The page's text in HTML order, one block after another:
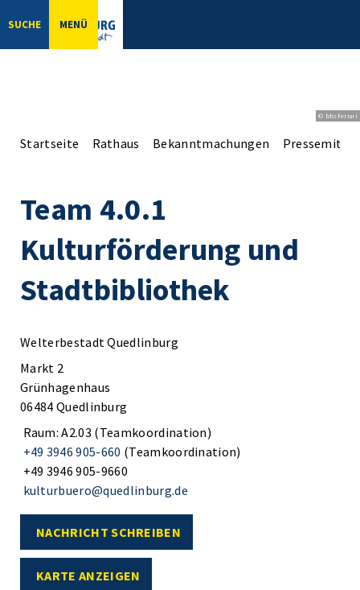
SUCHE MENÜ
© bbsferrari
Startseite Rathaus Bekanntmachungen
Team 4.0.1
Kulturförderung und
Stadtbibliothek
Welterbestadt Quedlinburg
Markt 2
Grünhagenhaus
06484 Quedlinburg
Raum: A2.03 (Teamkoordination)
+49 3946 905-660 (Teamkoordination)
+49 3946 905-9660
kulturbuero@quedlinburg.de
NACHRICHT SCHREIBEN
KARTE ANZEIGEN